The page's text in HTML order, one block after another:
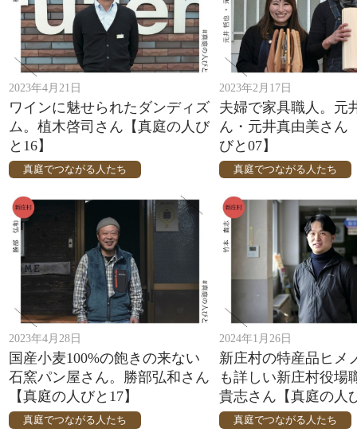
2023年4月21日
ワインに魅せられたダンディズ
ム。植木啓司さん【真庭の人び
と16】
真庭でつながる人たち
2023年2月17日
夫婦で家具職人。元
ん・元井真由美さん
びと07】
真庭でつながる人たち
2023年4月28日
国産小麦100%の飽きの来ない
石窯パン屋さん。勝部弘和さん
【真庭の人びと17】
真庭でつながる人たち
2024年1月26日
新庄村の特産品ヒメ
も詳しい新庄村役場
貴志さん【真庭の人
真庭でつながる人たち